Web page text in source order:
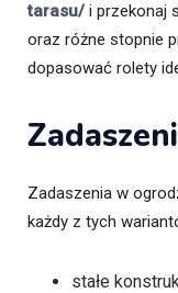
tarasu/ i przekonaj
oraz różne stopnie
dopasować rolety
Zadaszenia w
każdy z tych
stałe